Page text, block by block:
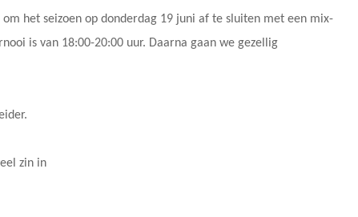
het seizoen op donderdag 19 juni af te sluiten met een mix-
is van 18:00-20:00 uur. Daarna gaan we gezellig
zin in